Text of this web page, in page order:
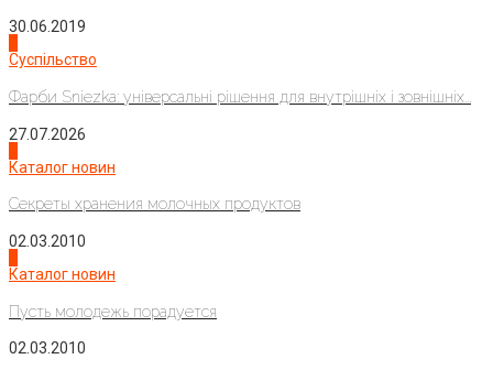
30.06.2019
Суспільство
Фарби Sniezka: універсальні рішення для внутрішніх і зовнішніх...
27.07.2026
Каталог новин
Секреты хранения молочных продуктов
02.03.2010
Каталог новин
Пусть молодежь порадуется
02.03.2010